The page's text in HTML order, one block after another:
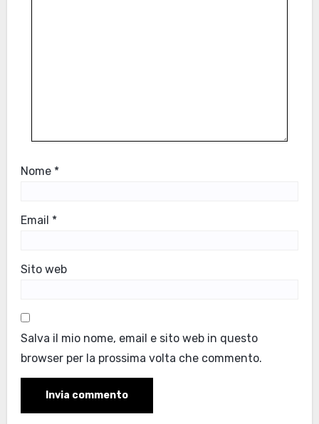
Nome *
Email *
Sito web
Salva il mio nome, email e sito web in questo
browser per la prossima volta che commento.